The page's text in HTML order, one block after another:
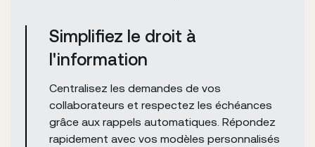
Simplifiez le droit à
l'information
Centralisez les demandes de vos
collaborateurs et respectez les échéances
grâce aux rappels automatiques. Répondez
rapidement avec vos modèles personnalisés